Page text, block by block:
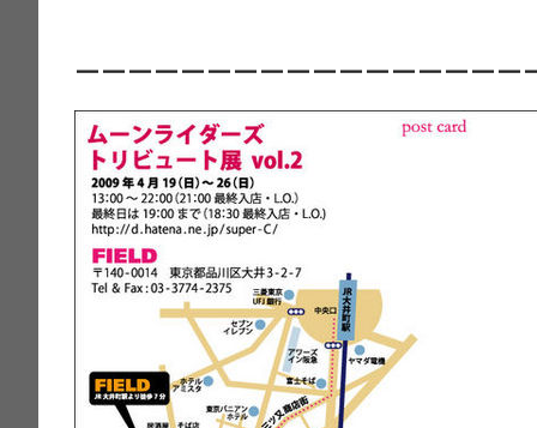
ーーーーーーーーーーーーーーーーー